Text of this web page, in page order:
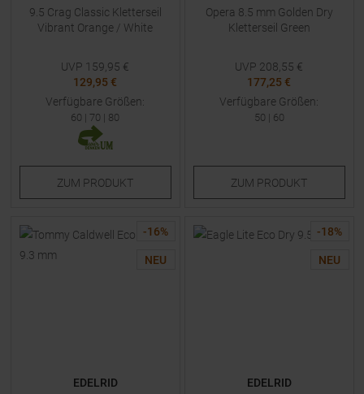
9.5 Crag Classic Kletterseil
Vibrant Orange / White
UVP 159,95 €
129,95 €
Verfügbare Größen:
60 | 70 | 80
ZUM PRODUKT
Opera 8.5 mm Golden Dry
Kletterseil Green
UVP 208,55 €
177,25 €
Verfügbare Größen:
50 | 60
ZUM PRODUKT
-16%
NEU
EDELRID
-18%
NEU
EDELRID